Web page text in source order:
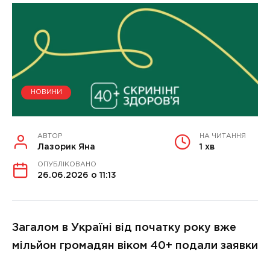
НОВИНИ
АВТОР
Лазорик Яна
НА ЧИТАННЯ
1 хв
ОПУБЛІКОВАНО
26.06.2026 о 11:13
Загалом в Україні від початку року вже
мільйон громадян віком 40+ подали заявки